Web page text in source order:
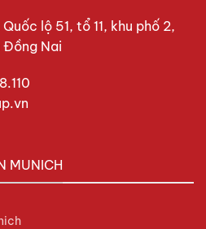
lộ 51, tổ 11, khu phố 2,
Đồng Nai
MUNICH